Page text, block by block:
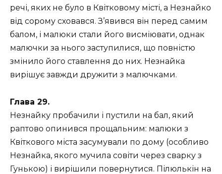
речі, яких не було в Квітковому місті, а Незнайко
від сорому сховався. З’явився він перед самим
балом, і малюки стали його висміювати, однак
малючки за нього заступилися, що повністю
змінило його ставлення до них. Незнайка
вирішує завжди дружити з малючками.
Глава 29.
Незнайку пробачили і пустили на бал, який
раптово опинився прощальним: малюки з
Квіткового міста засумували по дому (особливо
Незнайка, якого мучила совіти через сварку з
Гунькою) і вирішили повернутися. Пілюлькін на